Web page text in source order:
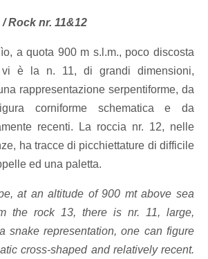
/Rock nr. 11&12
a quota 900 m s.l.m., poco discosta
è la n. 11, di grandi dimensioni,
rappresentazione serpentiforme, da
corniforme schematica e da
recenti. La roccia nr. 12, nelle
ha tracce di picchiettature di difficile
ed una paletta.
at an altitude of 900 mt above sea
the rock 13, there is nr. 11, large,
snake representation, one can figure
cross‐shaped and relatively recent.